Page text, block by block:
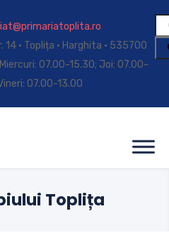
14 • Toplița • Harghita • 535700
07.00-15.30; Joi: 07.00-
07.00-13.00
Toplița